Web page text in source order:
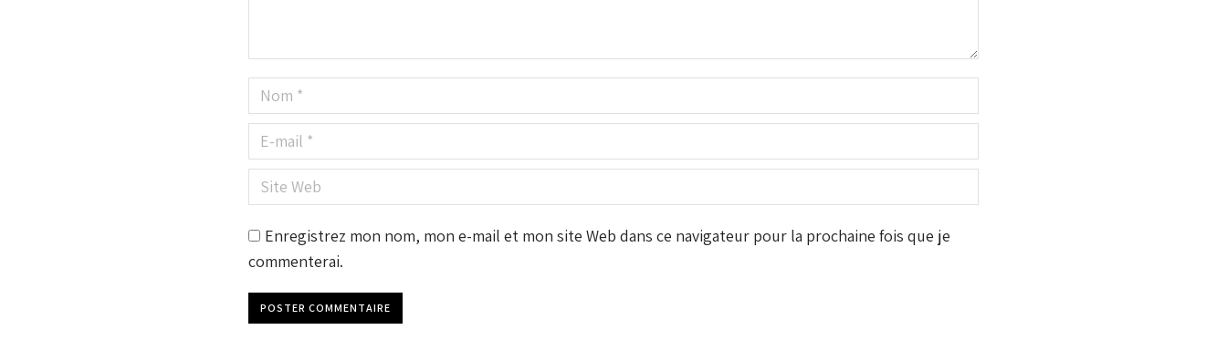
Nom *
E-mail *
Site Web
Enregistrez mon nom, mon e-mail et mon site Web dans ce navigateur pour la prochaine fois que je
commenterai.
POSTER COMMENTAIRE